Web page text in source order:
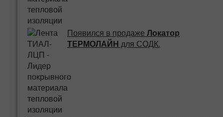
Появился в продаже Локатор
ТЕРМОЛАЙН для СОДК.